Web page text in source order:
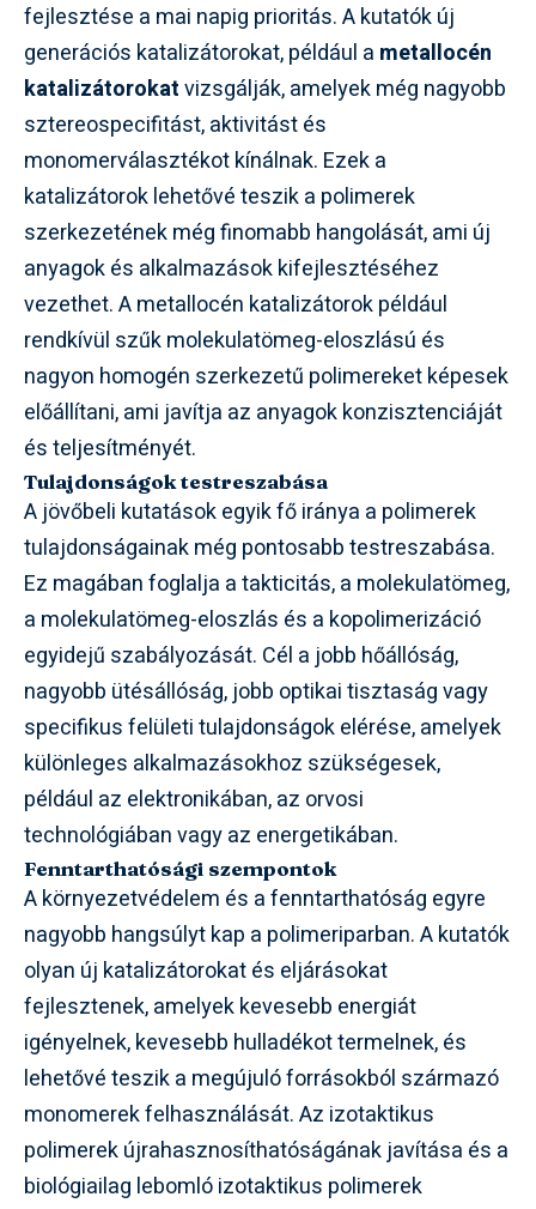
fejlesztése a mai napig prioritás. A kutatók új
generációs katalizátorokat, például a metallocén
katalizátorokatvizsgálják, amelyek még nagyobb
sztereospecifitást, aktivitást és
monomerválasztékot kínálnak. Ezek a
katalizátorok lehetővé teszik a polimerek
szerkezetének még finomabb hangolását, ami új
anyagok és alkalmazások kifejlesztéséhez
vezethet. A metallocén katalizátorok például
rendkívül szűk molekulatömeg-eloszlású és
nagyon homogén szerkezetű polimereket képesek
előállítani, ami javítja az anyagok konzisztenciáját
és teljesítményét.
Tulajdonságok testreszabása
A jövőbeli kutatások egyik fő iránya a polimerek
tulajdonságainak még pontosabb testreszabása.
Ez magában foglalja a takticitás, a molekulatömeg,
a molekulatömeg-eloszlás és a kopolimerizáció
egyidejű szabályozását. Cél a jobb hőállóság,
nagyobb ütésállóság, jobb optikai tisztaság vagy
specifikus felületi tulajdonságok elérése, amelyek
különleges alkalmazásokhoz szükségesek,
például az elektronikában, az orvosi
technológiában vagy az energetikában.
Fenntarthatósági szempontok
A környezetvédelem és a fenntarthatóság egyre
nagyobb hangsúlyt kap a polimeriparban. A kutatók
olyan új katalizátorokat és eljárásokat
fejlesztenek, amelyek kevesebb energiát
igényelnek, kevesebb hulladékot termelnek, és
lehetővé teszik a megújuló forrásokból származó
monomerek felhasználását. Az izotaktikus
polimerek újrahasznosíthatóságának javítása és a
biológiailag lebomló izotaktikus polimerek